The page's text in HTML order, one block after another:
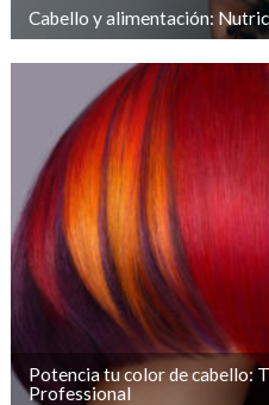
Cabello y alimentación:
Potencia tu color de cabello:
Professional